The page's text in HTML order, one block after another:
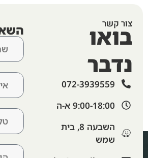
צור קשר
בואו
נדבר
072-3939559
9:00-18:00 א-ה​
השבעה 8, בית
שמש